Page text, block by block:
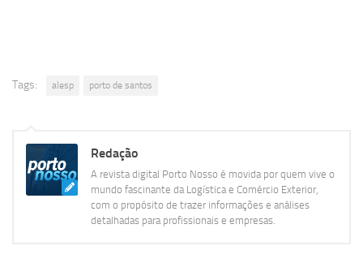
Tags: alesp porto de santos
Redação
A revista digital Porto Nosso é movida por quem vive o
mundo fascinante da Logística e Comércio Exterior,
com o propósito de trazer informações e análises
detalhadas para profissionais e empresas.